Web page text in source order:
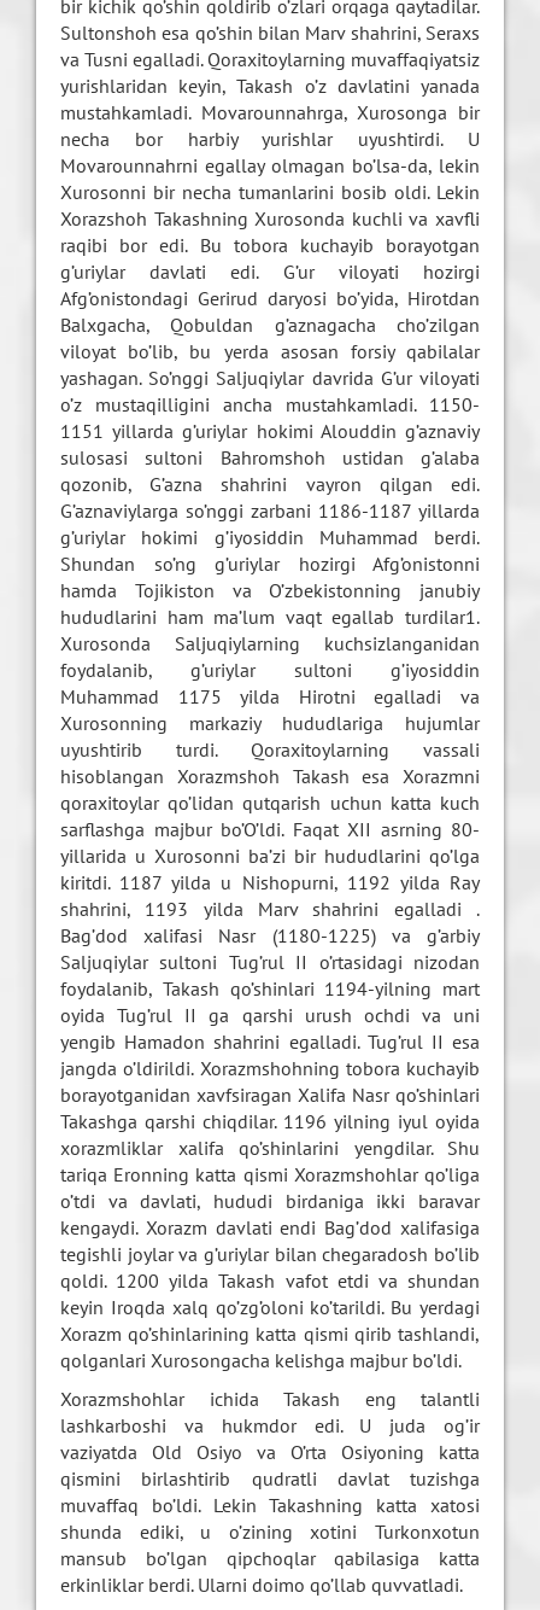
bir kichik qo’shin qoldirib o’zlari orqaga qaytadilar.
Sultonshoh esa qo’shin bilan Marv shahrini, Seraxs
va Tusni egalladi. Qoraxitoylarning muvaffaqiyatsiz
yurishlaridan keyin, Takash o’z davlatini yanada
mustahkamladi. Movarounnahrga, Xurosonga bir
necha bor harbiy yurishlar uyushtirdi. U
Movarounnahrni egallay olmagan bo’lsa-da, lekin
Xurosonni bir necha tumanlarini bosib oldi. Lekin
Xorazshoh Takashning Xurosonda kuchli va xavfli
raqibi bor edi. Bu tobora kuchayib borayotgan
g’uriylar davlati edi. G’ur viloyati hozirgi
Afg’onistondagi Gerirud daryosi bo’yida, Hirotdan
Balxgacha, Qobuldan g’aznagacha cho’zilgan
viloyat bo’lib, bu yerda asosan forsiy qabilalar
yashagan. So’nggi Saljuqiylar davrida G’ur viloyati
o’z mustaqilligini ancha mustahkamladi. 1150-
1151 yillarda g’uriylar hokimi Alouddin g’aznaviy
sulosasi sultoni Bahromshoh ustidan g’alaba
qozonib, G’azna shahrini vayron qilgan edi.
G’aznaviylarga so’nggi zarbani 1186-1187 yillarda
g’uriylar hokimi g’iyosiddin Muhammad berdi.
Shundan so’ng g’uriylar hozirgi Afg’onistonni
hamda Tojikiston va O’zbekistonning janubiy
hududlarini ham ma’lum vaqt egallab turdilar1.
Xurosonda Saljuqiylarning kuchsizlanganidan
foydalanib, g’uriylar sultoni g’iyosiddin
Muhammad 1175 yilda Hirotni egalladi va
Xurosonning markaziy hududlariga hujumlar
uyushtirib turdi. Qoraxitoylarning vassali
hisoblangan Xorazmshoh Takash esa Xorazmni
qoraxitoylar qo’lidan qutqarish uchun katta kuch
sarflashga majbur bo’O’ldi. Faqat XII asrning 80-
yillarida u Xurosonni ba’zi bir hududlarini qo’lga
kiritdi. 1187 yilda u Nishopurni, 1192 yilda Ray
shahrini, 1193 yilda Marv shahrini egalladi .
Bag’dod xalifasi Nasr (1180-1225) va g’arbiy
Saljuqiylar sultoni Tug’rul II o’rtasidagi nizodan
foydalanib, Takash qo’shinlari 1194-yilning mart
oyida Tug’rul II ga qarshi urush ochdi va uni
yengib Hamadon shahrini egalladi. Tug’rul II esa
jangda o’ldirildi. Xorazmshohning tobora kuchayib
borayotganidan xavfsiragan Xalifa Nasr qo’shinlari
Takashga qarshi chiqdilar. 1196 yilning iyul oyida
xorazmliklar xalifa qo’shinlarini yengdilar. Shu
tariqa Eronning katta qismi Xorazmshohlar qo’liga
o’tdi va davlati, hududi birdaniga ikki baravar
kengaydi. Xorazm davlati endi Bag’dod xalifasiga
tegishli joylar va g’uriylar bilan chegaradosh bo’lib
qoldi. 1200 yilda Takash vafot etdi va shundan
keyin Iroqda xalq qo’zg’oloni ko’tarildi. Bu yerdagi
Xorazm qo’shinlarining katta qismi qirib tashlandi,
qolganlari Xurosongacha kelishga majbur bo’ldi.
Xorazmshohlar ichida Takash eng talantli
lashkarboshi va hukmdor edi. U juda og’ir
vaziyatda Old Osiyo va O’rta Osiyoning katta
qismini birlashtirib qudratli davlat tuzishga
muvaffaq bo’ldi. Lekin Takashning katta xatosi
shunda ediki, u o’zining xotini Turkonxotun
mansub bo’lgan qipchoqlar qabilasiga katta
erkinliklar berdi. Ularni doimo qo’llab quvvatladi.